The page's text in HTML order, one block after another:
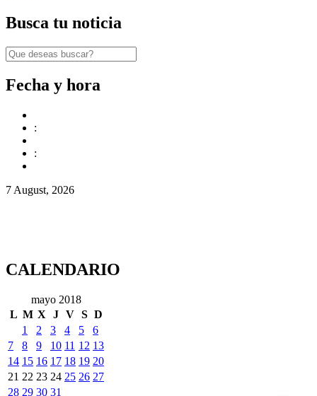
Busca tu noticia
Fecha y hora
:
:
7 August, 2026
CALENDARIO
mayo 2018
L M X J V S D
1
2 3 4 5
6
7
8 9 10 11 12 13
14 15 16 17 18 19 20
21 22 23 24 25 26 27
28 29 30 31